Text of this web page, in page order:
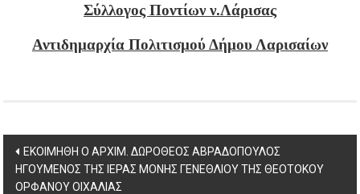
Σύλλογος Ποντίων ν.Λάρισας
Αντιδημαρχία Πολιτισμού Δήμου Λαρισαίων
Post
navigation
ΕΚΟΙΜΗΘΗ Ο ΑΡΧΙΜ. ΔΩΡΟΘΕΟΣ ΑΒΡΑΔΟΠΟΥΛΟΣ
ΗΓΟΥΜΕΝΟΣ ΤΗΣ ΙΕΡΑΣ ΜΟΝΗΣ ΓΕΝΕΘΛΙΟΥ ΤΗΣ ΘΕΟΤΟΚΟΥ
ΟΡΦΑΝΟΥ ΟΙΧΑΛΙΑΣ